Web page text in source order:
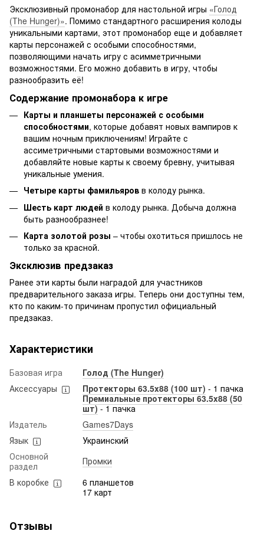
Эксклюзивный промонабор для настольной игры «Голод
(The Hunger)». Помимо стандартного расширения колоды
уникальными картами, этот промонабор еще и добавляет
карты персонажей с особыми способностями,
позволяющими начать игру с асимметричными
возможностями. Его можно добавить в игру, чтобы
разнообразить её!
Содержание промонабора к игре
Карты и планшеты персонажей с особыми
способностями, которые добавят новых вампиров к
вашим ночным приключениям! Играйте с
ассиметричными стартовыми возможностями и
добавляйте новые карты к своему бревну, учитывая
уникальные умения.
Четыре карты фамильяров в колоду рынка.
Шесть карт людей в колоду рынка. Добыча должна
быть разнообразнее!
Карта золотой розы – чтобы охотиться пришлось не
только за красной.
Эксклюзив предзаказ
Ранее эти карты были наградой для участников
предварительного заказа игры. Теперь они доступны тем,
кто по каким-то причинам пропустил официальный
предзаказ.
Характеристики
Базовая игра
Голод (The Hunger)
Аксессуары
Протекторы 63.5x88 (100 шт) - 1 пачка
Премиальные протекторы 63.5x88 (50
шт)- 1 пачка
Издатель
Games7Days
Язык
Украинский
Основной
раздел
Промки
В коробке
6 планшетов
17 карт
Отзывы